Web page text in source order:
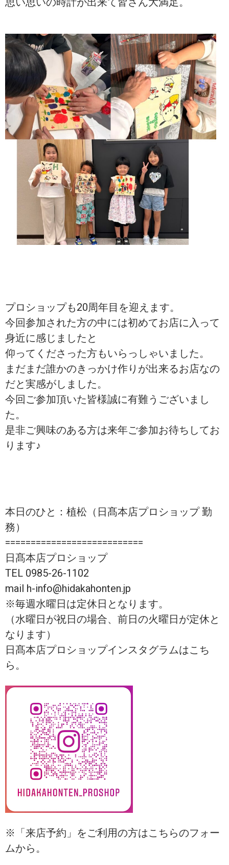
プロショップも20周年目を迎えます。
今回参加された方の中には初めてお店に入って
身近に感じましたと
仰ってくださった方もいらっしゃいました。
まだまだ誰かのきっかけ作りが出来るお店なの
だと実感がしました。
今回ご参加頂いた皆様誠に有難うございまし
た。
是非ご興味のある方は来年ご参加お待ちしてお
ります♪
本日のひと：植松（日髙本店プロショップ 勤
務）
===========================
日髙本店プロショップ
TEL 0985-26-1102
mail h-info@hidakahonten.jp
※毎週水曜日は定休日となります。
（水曜日が祝日の場合、前日の火曜日が定休と
なります）
日髙本店プロショップインスタグラムはこち
ら。
※「来店予約」をご利用の方はこちらのフォー
ムから。